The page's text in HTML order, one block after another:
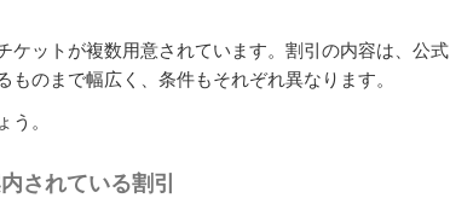
ットが複数用意されています。割引の内容は、公式
のまで幅広く、条件もそれぞれ異なります。
う。
されている割引